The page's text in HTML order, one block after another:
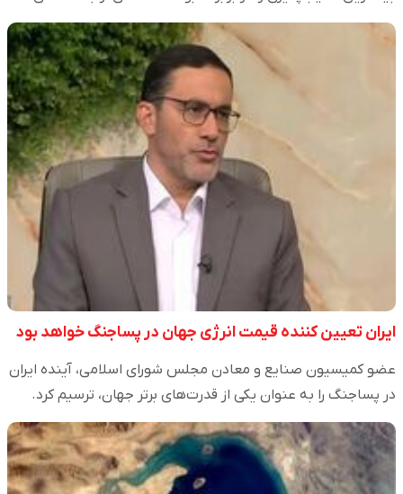
ایران تعیین کننده قیمت انرژی جهان در پساجنگ خواهد بود
عضو کمیسیون صنایع و معادن مجلس شورای اسلامی، آینده ایران
در پساجنگ را به عنوان یکی از قدرت‌های برتر جهان، ترسیم کرد.